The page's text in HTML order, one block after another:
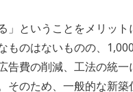
」ということをメリッ
ものはないものの、
告費の削減、工法の統
そのため、一般的な新